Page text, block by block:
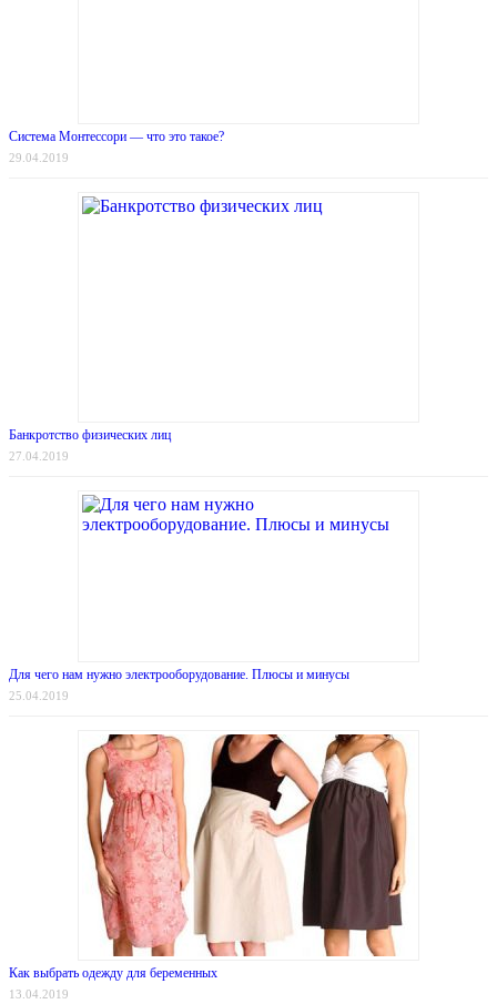
Система Монтессори — что это такое?
29.04.2019
Банкротство физических лиц
27.04.2019
Для чего нам нужно электрооборудование. Плюсы и минусы
25.04.2019
Как выбрать одежду для беременных
13.04.2019